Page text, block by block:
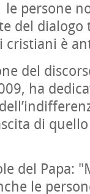
le persone
del
è
del
ha
di
del Papa:
le